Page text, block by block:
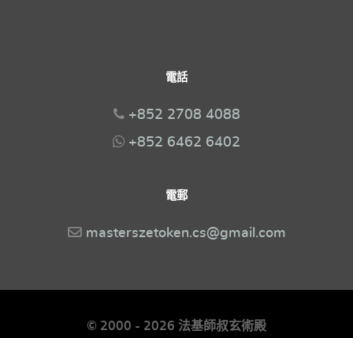
電話
+852 2708 4088
+852 6462 6402
電郵
masterszetoken.cs@gmail.com
© 2000 - 2026 法基師叔玄術殿